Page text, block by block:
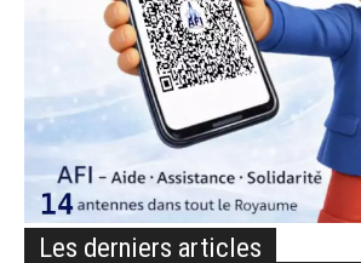
Les derniers articles